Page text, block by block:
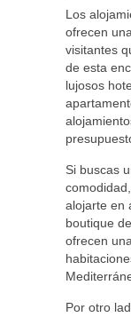
Los
ofrecen
visitantes
de esta
lujosos
Si buscas
alojarte en
boutique
ofrecen
Por otro